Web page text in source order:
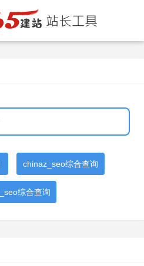
chinaz_seo综合查询
综合查询